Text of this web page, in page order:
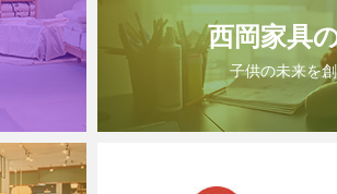
西岡家具
子供の未来を